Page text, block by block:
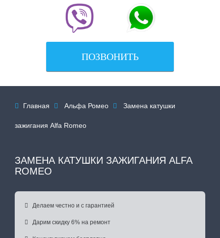
ПОЗВОНИТЬ
 Главная  Альфа Ромео  Замена катушки
зажигания Alfa Romeo
ЗАМЕНА КАТУШКИ ЗАЖИГАНИЯ ALFA
ROMEO
 Делаем честно и с гарантией
 Дарим скидку 6% на ремонт